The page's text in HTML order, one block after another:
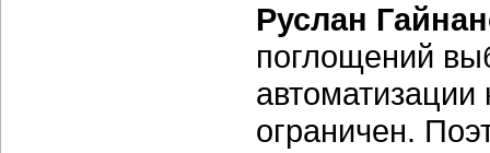
Руслан
поглощений
автоматизации
ограничен.